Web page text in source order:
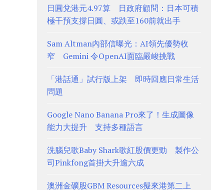
日圓兌港元4.97算 日政府顧問：日本可積
極干預支撐日圓、或跌至160前就出手
Sam Altman內部信曝光：AI領先優勢收
窄 Gemini 令OpenAI面臨嚴峻挑戰
「港話通」試行版上架 即時回應日常生活
問題
Google Nano Banana Pro來了！生成圖像
能力大提升 支持多種語言
洗腦兒歌Baby Shark歌紅股價更勁 製作公
司Pinkfong首掛大升逾六成
澳洲金礦股GBM Resources擬來港第二上